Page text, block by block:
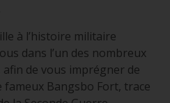
à l’histoire militaire
dans l’un des nombreux
afin de vous imprégner de
Bangsbo Fort, trace